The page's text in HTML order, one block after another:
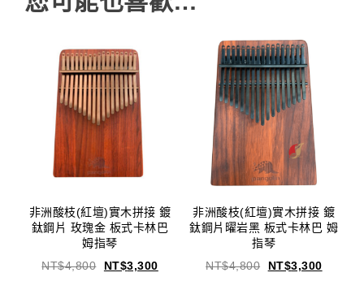
非洲酸枝(紅壇)實木拼接 鍍
鈦鋼片 玫瑰金 板式卡林巴
姆指琴
NT$4,800 NT$3,300
非洲酸枝(紅壇)實木拼接 鍍
鈦鋼片曜岩黑 板式卡林巴 姆
指琴
NT$4,800 NT$3,300